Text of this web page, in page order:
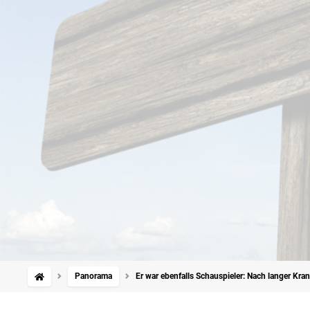
Panorama Er war ebenfalls Schauspieler: Nach langer